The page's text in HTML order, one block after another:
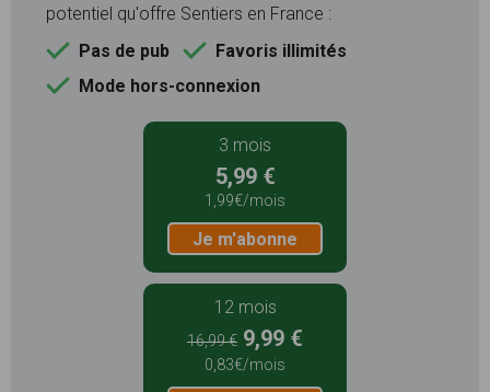
potentiel qu'offre Sentiers en France :
Pas de pub
Favoris illimités
Mode hors-connexion
3 mois
5,99 €
1,99€/mois
Je m'abonne
12 mois
16,99 € 9,99 €
0,83€/mois